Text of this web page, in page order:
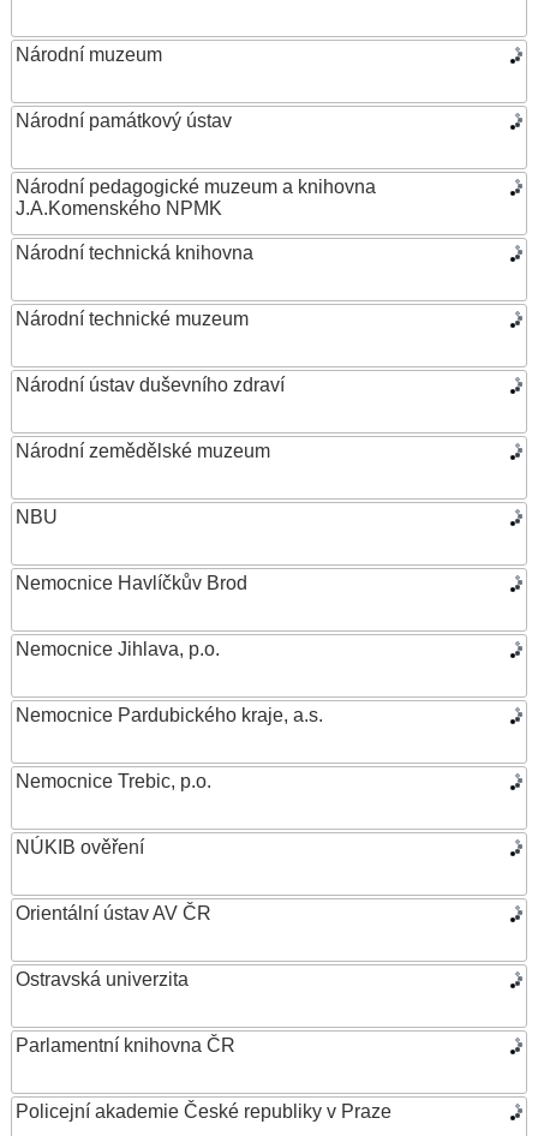
Národní muzeum
Národní památkový ústav
Národní pedagogické muzeum a knihovna
J.A.Komenského NPMK
Národní technická knihovna
Národní technické muzeum
Národní ústav duševního zdraví
Národní zemědělské muzeum
NBU
Nemocnice Havlíčkův Brod
Nemocnice Jihlava, p.o.
Nemocnice Pardubického kraje, a.s.
Nemocnice Trebic, p.o.
NÚKIB ověření
Orientální ústav AV ČR
Ostravská univerzita
Parlamentní knihovna ČR
Policejní akademie České republiky v Praze